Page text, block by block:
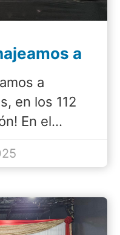
a
a
en los 112
En el…